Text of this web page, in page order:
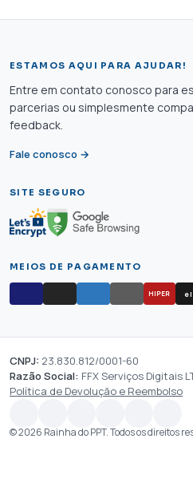
ESTAMOS AQUI PARA AJUDAR!
Entre em contato conosco para
parcerias ou simplesmente
feedback.
Fale conosco →
SITE SEGURO
MEIOS DE PAGAMENTO
HIPER
CNPJ: 23.830.812/0001-60
Razão Social: FFX Serviços Digitais
Política de Devolução e Reembolso
© 2026 Rainha do PPT. Todos os direitos